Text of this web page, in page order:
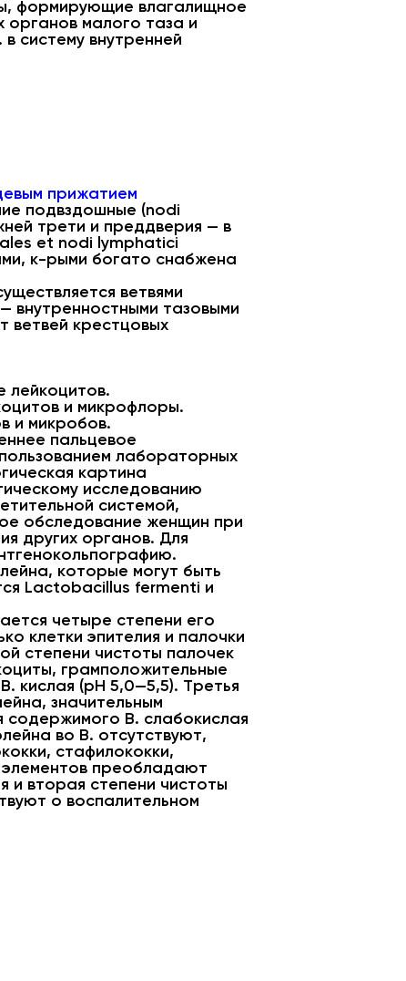
формирующие влагалищное
органов малого таза и
систему внутренней
прижатием
подвздошные (nodi
трети и преддверия — в
et nodi lymphatici
к-рыми богато снабжена
ветвями
внутренностными тазовыми
ветвей крестцовых
лейкоцитов.
и микрофлоры.
и микробов.
пальцевое
лабораторных
картина
исследованию
системой,
обследование женщин при
других органов. Для
которые могут быть
Lactobacillus fermenti и
четыре степени его
клетки эпителия и палочки
степени чистоты палочек
грамположительные
кислая (pH 5,0—5,5). Третья
значительным
содержимого В. слабокислая
во В. отсутствуют,
стафилококки,
преобладают
и вторая степени чистоты
о воспалительном